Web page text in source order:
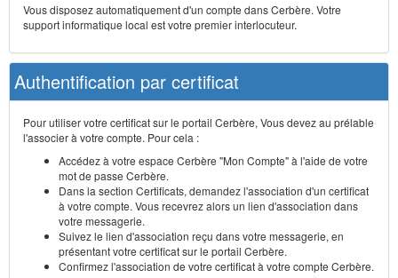
Vous disposez automatiquement d'un compte dans Cerbère. Votre
support informatique local est votre premier interlocuteur.
Authentification par certificat
Pour utiliser votre certificat sur le portail Cerbère, Vous devez au prélable
l'associer à votre compte. Pour cela :
Accédez à votre espace Cerbère "Mon Compte" à l'aide de votre
mot de passe Cerbère.
Dans la section Certificats, demandez l'association d'un certificat
à votre compte. Vous recevrez alors un lien d'association dans
votre messagerie.
Suivez le lien d'association reçu dans votre messagerie, en
présentant votre certificat sur le portail Cerbère.
Confirmez l'association de votre certificat à votre compte Cerbère.